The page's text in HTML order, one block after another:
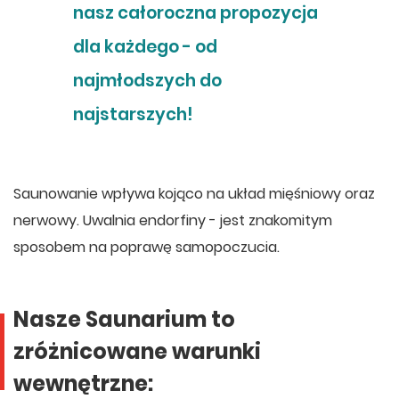
nasz całoroczna propozycja
dla każdego - od
najmłodszych do
najstarszych!
Saunowanie wpływa kojąco na układ mięśniowy oraz
nerwowy. Uwalnia endorfiny - jest znakomitym
sposobem na poprawę samopoczucia.
Nasze Saunarium to
zróżnicowane warunki
wewnętrzne: